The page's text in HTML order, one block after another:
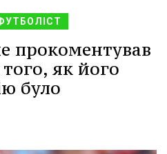
прокоментував
як його
було